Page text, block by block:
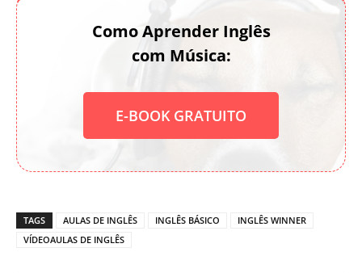
Como Aprender Inglês
com Música:
E-BOOK GRATUITO
TAGS AULAS DE INGLÊS INGLÊS BÁSICO
INGLÊS WINNER
VÍDEOAULAS DE INGLÊS